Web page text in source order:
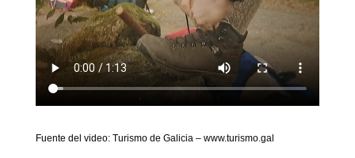
Fuente del video: Turismo de Galicia – www.turismo.gal